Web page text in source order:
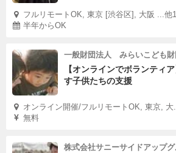
フルリモートOK, 東京 [渋谷区], 大阪 ...他
半年からOK
一般財団法人 みらいこども財
【オンラインでボランティ
す子供たちの支援
オンライン開催/フルリモートOK, 東京, 大
無料
株式会社サニーサイドアップ